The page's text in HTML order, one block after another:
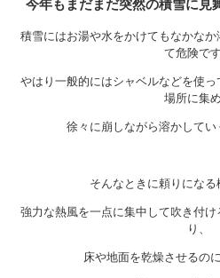
今年もまだまだ突然の積雪に見
積雪にはお湯や水をかけてもなかな
て危険です
やはり一般的にはシャベルなどを使
場所に集め
徐々に崩しながら溶かしてい
そんなときに頼りになる
強力な熱風を一点に集中して吹き付
り、
床や地面を乾燥させるの